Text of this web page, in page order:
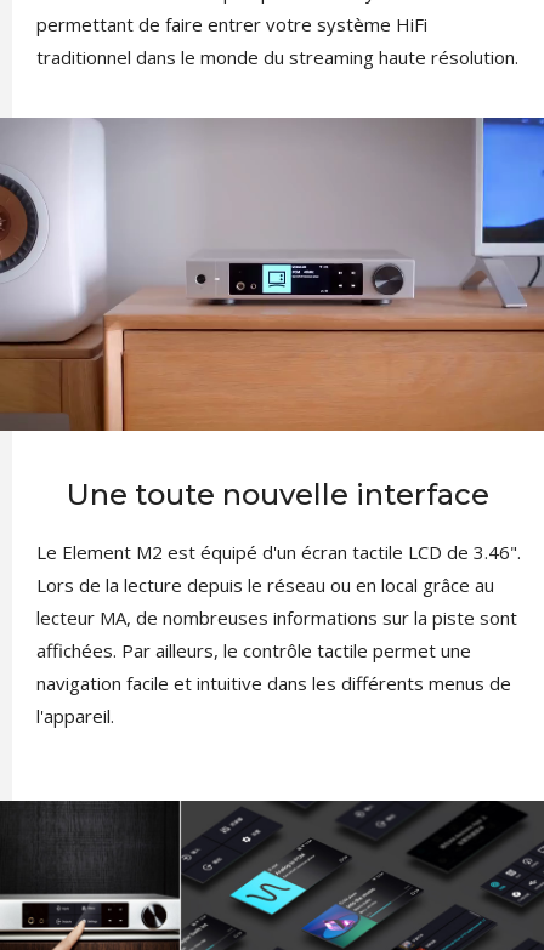
permettant de faire entrer votre système HiFi
traditionnel dans le monde du streaming haute résolution.
Une toute nouvelle interface
Le Element M2 est équipé d'un écran tactile LCD de 3.46".
Lors de la lecture depuis le réseau ou en local grâce au
lecteur MA, de nombreuses informations sur la piste sont
affichées. Par ailleurs, le contrôle tactile permet une
navigation facile et intuitive dans les différents menus de
l'appareil.